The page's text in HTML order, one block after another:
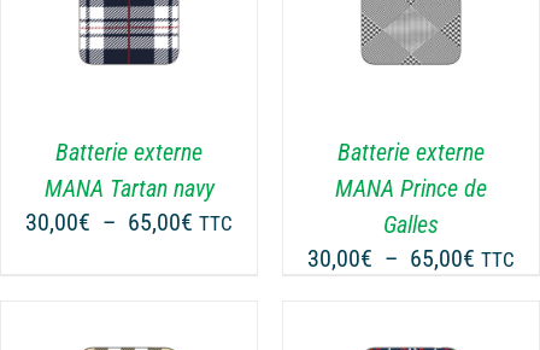
Batterie externe
MANA Tartan navy
30,00€ – 65,00€ Plage
TTC
Batterie externe
MANA Prince de
Galles
30,00€ – 65,00€ Plage
TTC